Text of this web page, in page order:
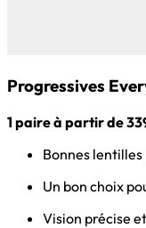
Progressives
1 paire à partir de
Bonnes
Un bon choix
Vision précise